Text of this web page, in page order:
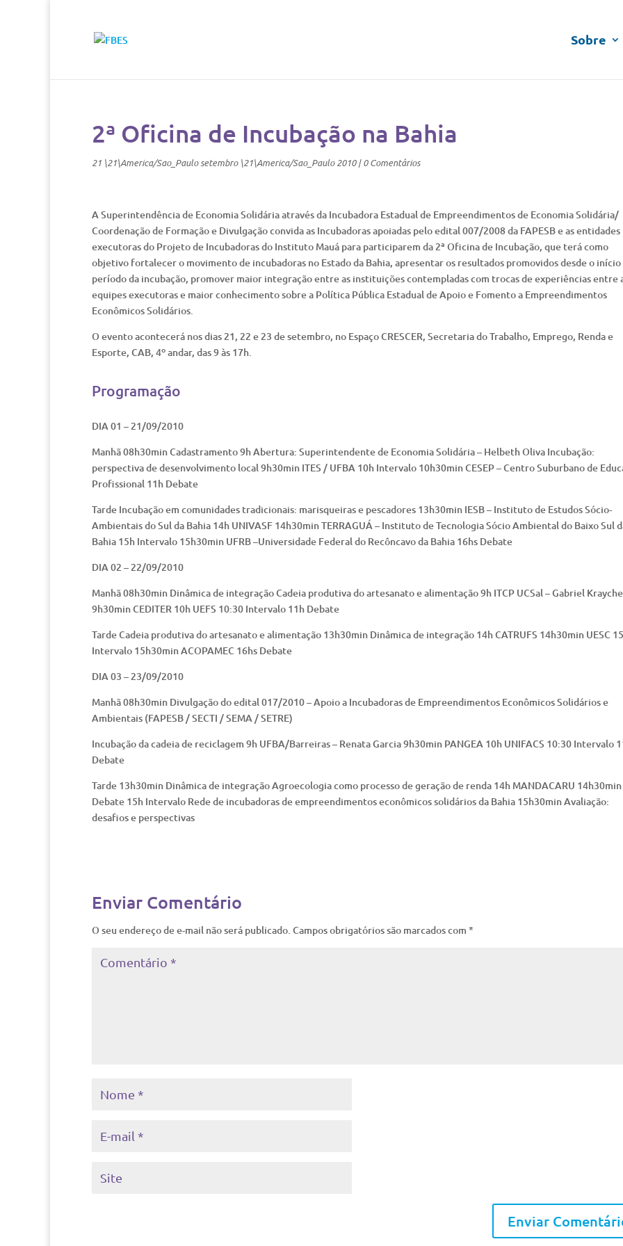
Sobre
2ª Oficina de Incubação na Bahia
21 \21\America/Sao_Paulo setembro \21\America/Sao_Paulo 2010|0 Comentários
A Superintendência de Economia Solidária através da Incubadora Estadual de Empreendimentos de Economia Solidária/
Coordenação de Formação e Divulgação convida as Incubadoras apoiadas pelo edital 007/2008 da FAPESB e as entidades
executoras do Projeto de Incubadoras do Instituto Mauá para participarem da 2ª Oficina de Incubação, que terá como
objetivo fortalecer o movimento de incubadoras no Estado da Bahia, apresentar os resultados promovidos desde o início
período da incubação, promover maior integração entre as instituições contempladas com trocas de experiências entre
equipes executoras e maior conhecimento sobre a Política Pública Estadual de Apoio e Fomento a Empreendimentos
Econômicos Solidários.
O evento acontecerá nos dias 21, 22 e 23 de setembro, no Espaço CRESCER, Secretaria do Trabalho, Emprego, Renda e
Esporte, CAB, 4º andar, das 9 às 17h.
Programação
DIA 01 – 21/09/2010
Manhã 08h30min Cadastramento 9h Abertura: Superintendente de Economia Solidária – Helbeth Oliva Incubação:
perspectiva de desenvolvimento local 9h30min ITES / UFBA 10h Intervalo 10h30min CESEP – Centro Suburbano de
Profissional 11h Debate
Tarde Incubação em comunidades tradicionais: marisqueiras e pescadores 13h30min IESB – Instituto de Estudos Sócio-
Ambientais do Sul da Bahia 14h UNIVASF 14h30min TERRAGUÁ – Instituto de Tecnologia Sócio Ambiental do Baixo Sul
Bahia 15h Intervalo 15h30min UFRB –Universidade Federal do Recôncavo da Bahia 16hs Debate
DIA 02 – 22/09/2010
Manhã 08h30min Dinâmica de integração Cadeia produtiva do artesanato e alimentação 9h ITCP UCSal – Gabriel
9h30min CEDITER 10h UEFS 10:30 Intervalo 11h Debate
Tarde Cadeia produtiva do artesanato e alimentação 13h30min Dinâmica de integração 14h CATRUFS 14h30min UESC
Intervalo 15h30min ACOPAMEC 16hs Debate
DIA 03 – 23/09/2010
Manhã 08h30min Divulgação do edital 017/2010 – Apoio a Incubadoras de Empreendimentos Econômicos Solidários e
Ambientais (FAPESB / SECTI / SEMA / SETRE)
Incubação da cadeia de reciclagem 9h UFBA/Barreiras – Renata Garcia 9h30min PANGEA 10h UNIFACS 10:30 Intervalo
Debate
Tarde 13h30min Dinâmica de integração Agroecologia como processo de geração de renda 14h MANDACARU 14h30min
Debate 15h Intervalo Rede de incubadoras de empreendimentos econômicos solidários da Bahia 15h30min Avaliação:
desafios e perspectivas
Enviar Comentário
O seu endereço de e-mail não será publicado. Campos obrigatórios são marcados com *